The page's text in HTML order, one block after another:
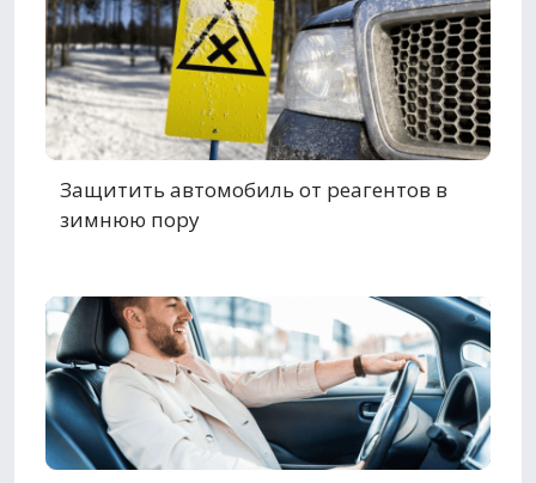
Защитить автомобиль от реагентов в
зимнюю пору